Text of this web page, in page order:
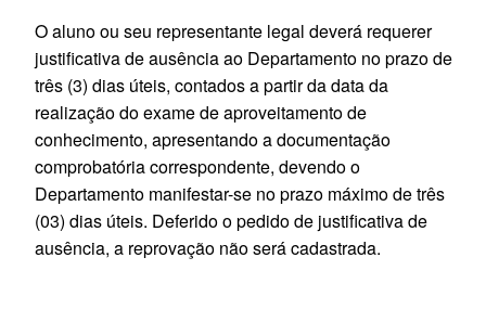
O aluno ou seu representante legal deverá requerer
justificativa de ausência ao Departamento no prazo de
três (3) dias úteis, contados a partir da data da
realização do exame de aproveitamento de
conhecimento, apresentando a documentação
comprobatória correspondente, devendo o
Departamento manifestar-se no prazo máximo de três
(03) dias úteis. Deferido o pedido de justificativa de
ausência, a reprovação não será cadastrada.